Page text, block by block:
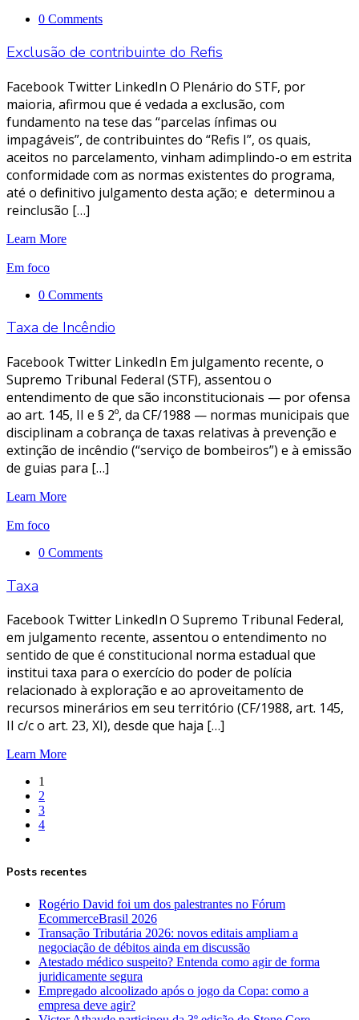
0 Comments
Exclusão de contribuinte do Refis
Facebook Twitter LinkedIn O Plenário do STF, por
maioria, afirmou que é vedada a exclusão, com
fundamento na tese das “parcelas ínfimas ou
impagáveis”, de contribuintes do “Refis I”, os quais,
aceitos no parcelamento, vinham adimplindo-o em estrita
conformidade com as normas existentes do programa,
até o definitivo julgamento desta ação; e determinou a
reinclusão […]
Learn More
Em foco
0 Comments
Taxa de Incêndio
Facebook Twitter LinkedIn Em julgamento recente, o
Supremo Tribunal Federal (STF), assentou o
entendimento de que são inconstitucionais — por ofensa
ao art. 145, II e § 2º, da CF/1988 — normas municipais que
disciplinam a cobrança de taxas relativas à prevenção e
extinção de incêndio (“serviço de bombeiros”) e à emissão
de guias para […]
Learn More
Em foco
0 Comments
Taxa
Facebook Twitter LinkedIn O Supremo Tribunal Federal,
em julgamento recente, assentou o entendimento no
sentido de que é constitucional norma estadual que
institui taxa para o exercício do poder de polícia
relacionado à exploração e ao aproveitamento de
recursos minerários em seu território (CF/1988, art. 145,
II c/c o art. 23, XI), desde que haja […]
Learn More
1
2
3
4
Posts recentes
Rogério David foi um dos palestrantes no Fórum
EcommerceBrasil 2026
Transação Tributária 2026: novos editais ampliam a
negociação de débitos ainda em discussão
Atestado médico suspeito? Entenda como agir de forma
juridicamente segura
Empregado alcoolizado após o jogo da Copa: como a
empresa deve agir?